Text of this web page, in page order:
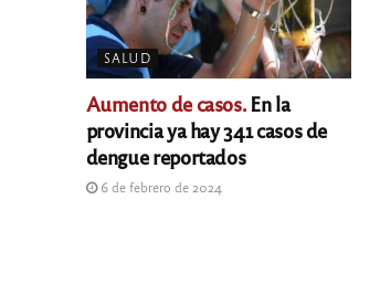
SALUD
Aumento de casos.En la
provincia ya hay 341 casos de
dengue reportados
6 de febrero de 2024